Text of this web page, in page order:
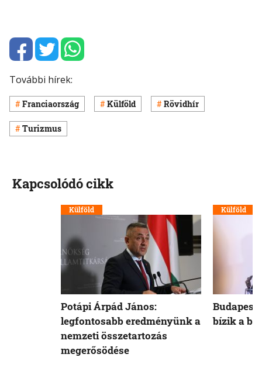
További hírek:
Franciaország Külföld Rövidhír
Turizmus
Kapcsolódó cikk
Külföld
Potápi Árpád János:
legfontosabb eredményünk a
nemzeti összetartozás
megerősödése
Külföld
Budapest
bízik a